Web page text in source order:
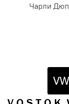
Чарли